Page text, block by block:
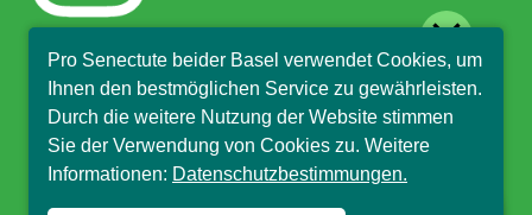
© Pro Senectute beider Basel, 2018
Pro Senectute beider Basel verwendet Cookies, um
Ihnen den bestmöglichen Service zu gewährleisten.
Durch die weitere Nutzung der Website stimmen
Sie der Verwendung von Cookies zu. Weitere
Informationen: Datenschutzbestimmungen.
Hallo, ich bin Sophia und
beantworte gerne Ihre
Fragen.
close